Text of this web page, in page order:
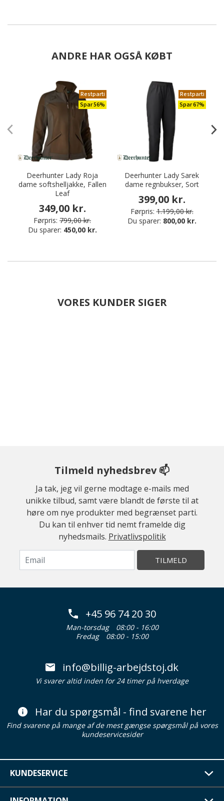
ANDRE HAR OGSÅ KØBT
Restparti
Spar 56%
Deerhunter Lady Roja
dame softshelljakke, Fallen
Leaf
349,00 kr.
Førpris: 799,00 kr.
Du sparer: 450,00 kr.
Restparti
Spar 67%
Deerhunter Lady Sarek
dame regnbukser, Sort
399,00 kr.
Førpris: 1.199,00 kr.
Du sparer: 800,00 kr.
VORES KUNDER SIGER
Tilmeld nyhedsbrev 📫
Ja tak, jeg vil gerne modtage e-mails med
unikke tilbud, samt være blandt de første til at
høre om nye produkter med begrænset parti.
Du kan til enhver tid nemt framelde dig
nyhedsmails. Privatlivspolitik
TILMELD
+45 96 74 20 30
Man-torsdag
08:00 - 16:00
Fredag
08:00 - 15:00
info@billig-arbejdstoj.dk
Vi svarer altid inden for 24 timer på hverdage
Har du spørgsmål - find svarene her
Find svarene på mange af de mest gængse spørgsmål på vores
kundeservicesider
KUNDESERVICE